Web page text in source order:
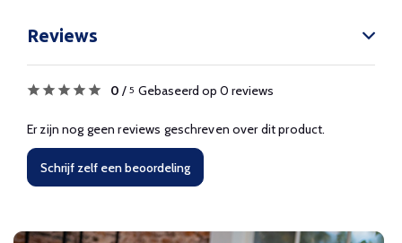
Reviews
0 / 5 Gebaseerd op 0 reviews
Er zijn nog geen reviews geschreven over dit product.
Schrijf zelf een beoordeling